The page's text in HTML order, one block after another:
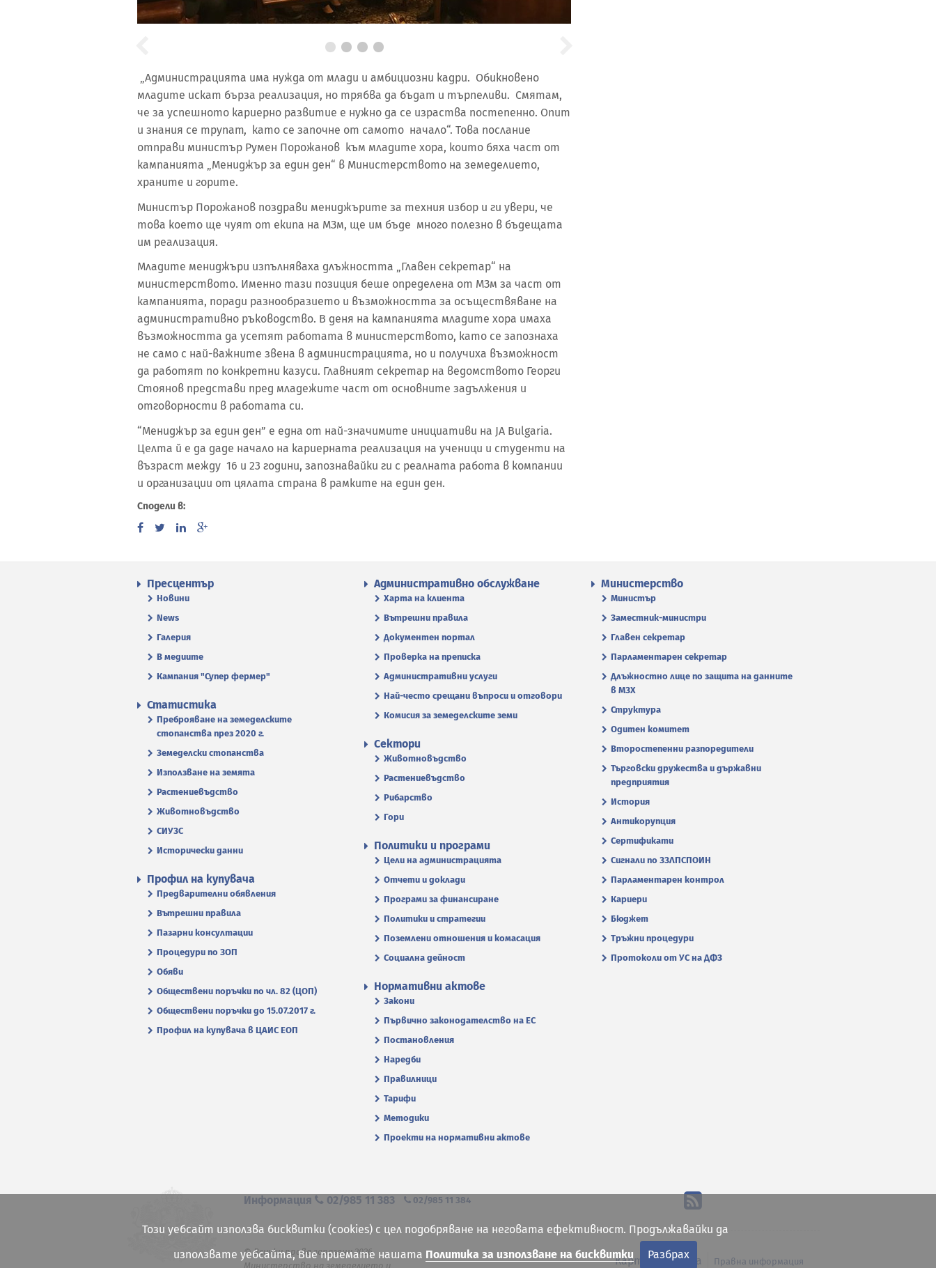
„Администрацията има нужда от млади и амбициозни кадри. Обикновено
младите искат бърза реализация, но трябва да бъдат и търпеливи. Смятам,
че за успешното кариерно развитие е нужно да се израства постепенно. Опит
и знания се трупат, като се започне от самото начало“. Това послание
отправи министър Румен Порожанов към младите хора, които бяха част от
кампанията „Мениджър за един ден“ в Министерството на земеделието,
храните и горите.
Министър Порожанов поздрави мениджърите за техния избор и ги увери, че
това което ще чуят от екипа на МЗм, ще им бъде много полезно в бъдещата
им реализация.
Младите мениджъри изпълняваха длъжността „Главен секретар“ на
министерството. Именно тази позиция беше определена от МЗм за част от
кампанията, поради разнообразието и възможността за осъществяване на
административно ръководство. В деня на кампанията младите хора имаха
възможността да усетят работата в министерството, като се запознаха
не само с най-важните звена в администрацията, но и получиха възможност
да работят по конкретни казуси. Главният секретар на ведомството Георги
Стоянов представи пред младежите част от основните задължения и
отговорности в работата си.
“Мениджър за един ден” е една от най-значимите инициативи на JA Bulgaria.
Целта й е да даде начало на кариерната реализация на ученици и студенти на
възраст между 16 и 23 години, запознавайки ги с реалната работа в компании
и организации от цялата страна в рамките на един ден.
Сподели в:
Пресцентър
Новини
News
Галерия
В медиите
Кампания "Супер фермер"
Административно обслужване
Харта на клиента
Вътрешни правила
Документен портал
Проверка на преписка
Административни услуги
Най-често срещани въпроси и отговори
Комисия за земеделските земи
Министерство
Министър
Заместник-министри
Главен секретар
Парламентарен секретар
Длъжностно лице по защита на данните
в МЗХ
Структура
Одитен комитет
Второстепенни разпоредители
Търговски дружества и държавни
предприятия
История
Антикорупция
Сертификати
Сигнали по ЗЗЛПСПОИН
Парламентарен контрол
Кариери
Бюджет
Тръжни процедури
Протоколи от УС на ДФЗ
Статистика
Преброяване на земеделските
стопанства през 2020 г.
Земеделски стопанства
Използване на земята
Растениевъдство
Животновъдство
СИУЗС
Исторически данни
Сектори
Животновъдство
Растениевъдство
Рибарство
Гори
Политики и програми
Цели на администрацията
Отчети и доклади
Програми за финансиране
Политики и стратегии
Поземлени отношения и комасация
Социална дейност
Профил на купувача
Предварителни обявления
Вътрешни правила
Пазарни консултации
Процедури по ЗОП
Обяви
Обществени поръчки по чл. 82 (ЦОП)
Обществени поръчки до 15.07.2017 г.
Профил на купувача в ЦАИС ЕОП
Нормативни актове
Закони
Първично законодателство на ЕС
Постановления
Наредби
Правилници
Тарифи
Методики
Проекти на нормативни актове
Информация 02/985 11 383 02/985 11 384
© Всички права запазени 2026
Министерство на земеделието и
Карта на сайта Правна информация
Този уебсайт използва бисквитки (cookies) с цел подобряване на неговата ефективност. Продължавайки да
използвате уебсайта, Вие приемате нашата Политика за използване на бисквитки Разбрах